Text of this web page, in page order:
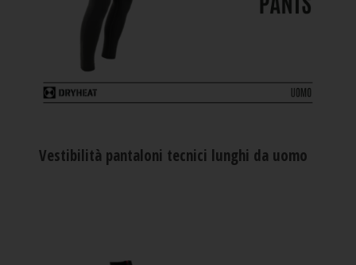
Vestibilità pantaloni tecnici lunghi da uomo